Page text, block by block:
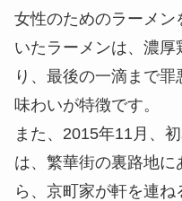
女性のためのラーメ
いたラーメンは、濃
り、最後の一滴まで
味わいが特徴です。
また、2015年11月、
は、繁華街の裏路地
ら、京町家が軒を連